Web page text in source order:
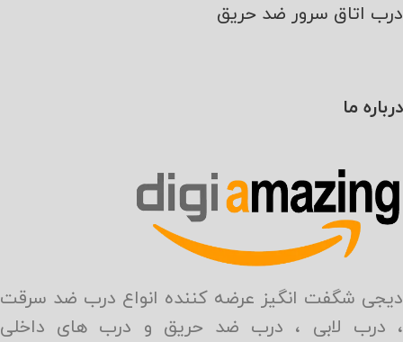
درب اتاق سرور ضد حریق
درباره ما
دیجی شگفت انگیز عرضه کننده انواع درب ضد سرقت
، درب لابی ، درب ضد حریق و درب های داخلی